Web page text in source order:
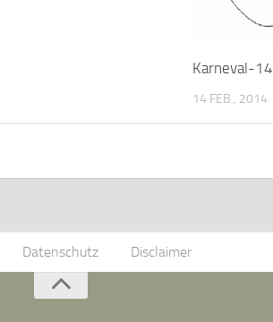
Karneval-14
14 FEB., 2014
Datenschutz Disclaimer